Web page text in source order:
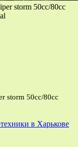
storm 50cc/80сс
storm 50cc/80сс
в Харькове